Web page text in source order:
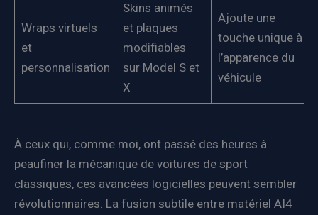
Wraps virtuels
et
personnalisation
Skins animés
et plaques
modifiables
sur Model S et
X
Ajoute une
touche unique à
l’apparence du
véhicule
À ceux qui, comme moi, ont passé des heures à
peaufiner la mécanique de voitures de sport
classiques, ces avancées logicielles peuvent sembler
révolutionnaires. La fusion subtile entre matériel AI4